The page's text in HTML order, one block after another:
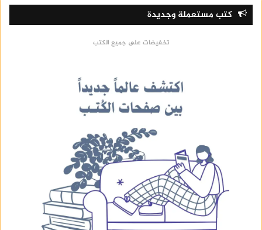
كتب مستعملة وجديدة
تخفيضات على جميع الكتب